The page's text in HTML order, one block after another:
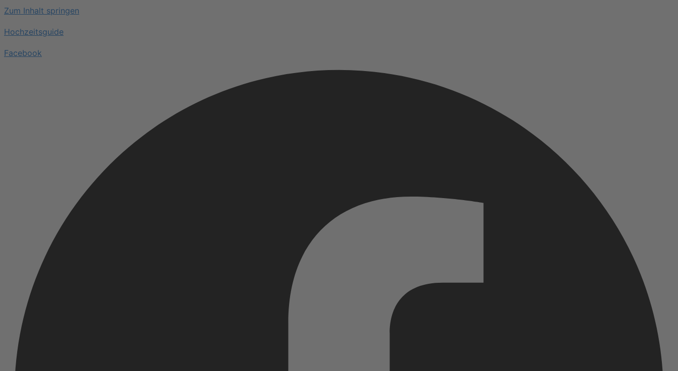
Zum Inhalt springen
Hochzeitsguide
Facebook